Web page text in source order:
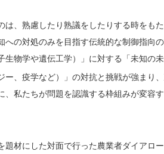
は、熟慮したり熟議をしたりする時をも
への対処のみを目指す伝統的な制御指向
生物学や遺伝工学）」に対する「未知の
ー、疫学など）」の対抗と挑戦が強まり
、私たちが問題を認識する枠組みが変容
題材にした対面で行った農業者ダイアロ